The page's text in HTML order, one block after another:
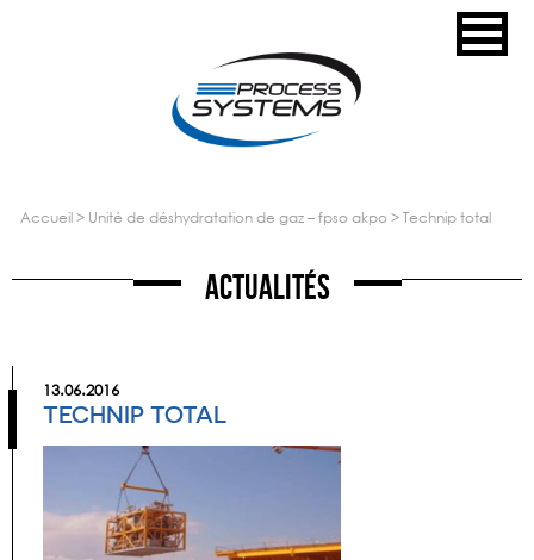
accueil> unité de déshydratation de gaz – fpso akpo > technip total
Actualités
13.06.2016
TECHNIP TOTAL